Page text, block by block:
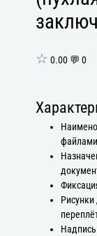
☆ 0.00 💬 0
файлами
Надпись